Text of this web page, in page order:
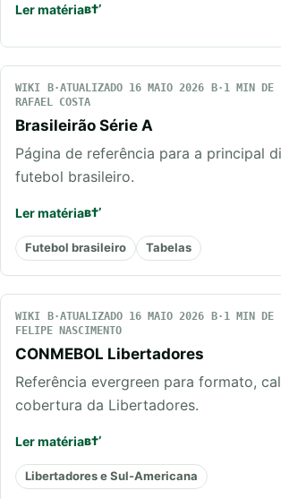
Ler matéria
WIKI ATUALIZADO 16 MAIO 2026
1 MIN DE
RAFAEL COSTA
Brasileirão Série A
Página de referência para a principal
futebol brasileiro.
Ler matéria
Futebol brasileiro Tabelas
WIKI ATUALIZADO 16 MAIO 2026
1 MIN DE
FELIPE NASCIMENTO
CONMEBOL Libertadores
Referência evergreen para formato,
cobertura da Libertadores.
Ler matéria
Libertadores e Sul-Americana